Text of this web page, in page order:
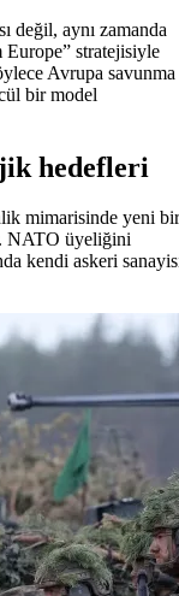
değil, aynı zamanda
stratejisiyle
Avrupa savunma
bir model
hedefleri
mimarisinde yeni bir
NATO üyeliğini
kendi askeri